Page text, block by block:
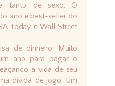
tanto de sexo. O
ano e best-seller do
Today e Wall Street
de dinheiro. Muito
ano para pagar o
a vida de seu
dívida de jogo. Um